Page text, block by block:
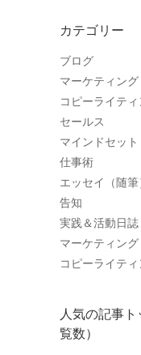
カテゴリー
ブログ
マーケティング
コピーライテ
セールス
マインドセット
仕事術
エッセイ（随筆
告知
実践＆活動日誌
マーケティング
コピーライティ
人気の記事
覧数）